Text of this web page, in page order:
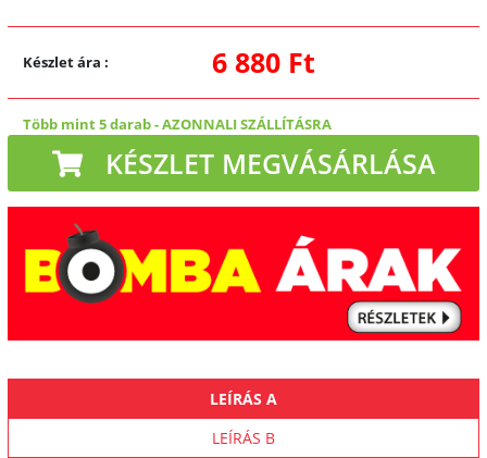
Készlet ára : 6 880 Ft
Több mint 5 darab-AZONNALI SZÁLLÍTÁSRA
KÉSZLET MEGVÁSÁRLÁSA
LEÍRÁS A
LEÍRÁS B